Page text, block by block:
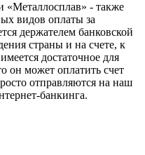
«Металлосплав» - также
видов оплаты за
держателем банковской
страны и на счете, к
достаточное для
он может оплатить счет
отправляются на наш
банкинга.